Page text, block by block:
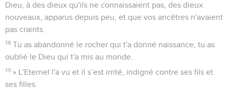
Dieu, à des dieux qu'ils ne connaissaient pas, des dieux
nouveaux, apparus depuis peu, et que vos ancêtres n'avaient
pas craints.
18 Tu as abandonné le rocher qui t'a donné naissance, tu as
oublié le Dieu qui t'a mis au monde.
19 » L'Eternel l'a vu et il s’est irrité, indigné contre ses fils et
ses filles.